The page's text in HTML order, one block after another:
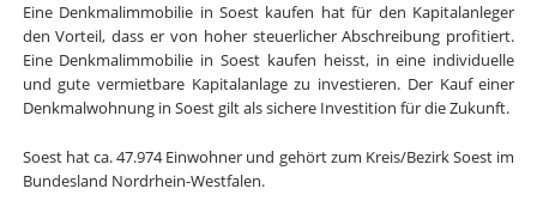
Eine Denkmalimmobilie in Soest kaufen hat für den Kapitalanleger
den Vorteil, dass er von hoher steuerlicher Abschreibung profitiert.
Eine Denkmalimmobilie in Soest kaufen heisst, in eine individuelle
und gute vermietbare Kapitalanlage zu investieren. Der Kauf einer
Denkmalwohnung in Soest gilt als sichere Investition für die Zukunft.
Soest hat ca. 47.974 Einwohner und gehört zum Kreis/Bezirk Soest im
Bundesland Nordrhein-Westfalen.